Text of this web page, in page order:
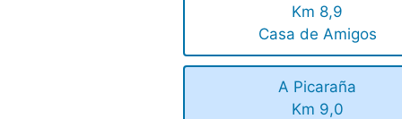
Km 8,9
Casa de Amigos
A Picaraña
Km 9,0